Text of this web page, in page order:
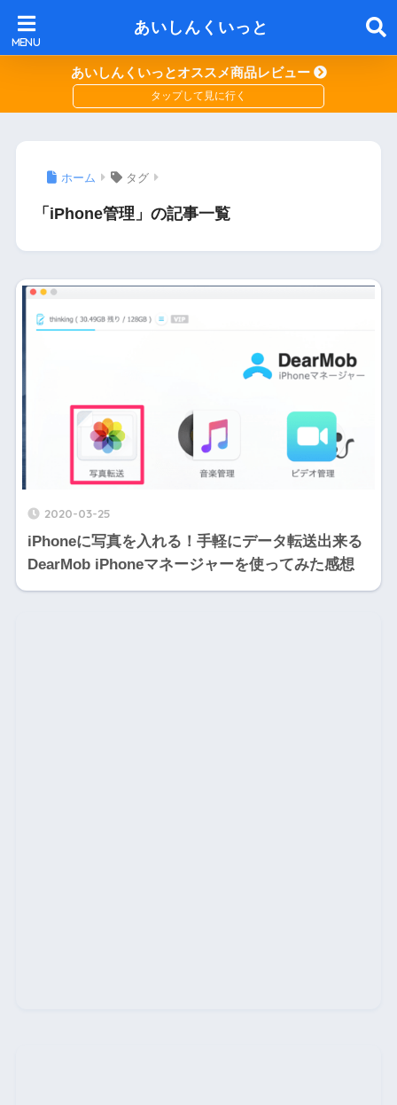
あいしんくいっと
あいしんくいっとオススメ商品レビュー
ホーム タグ
「iPhone管理」の記事一覧
2020-03-25
iPhoneに写真を入れる！手軽にデータ転送出来る
DearMob iPhoneマネージャーを使ってみた感想